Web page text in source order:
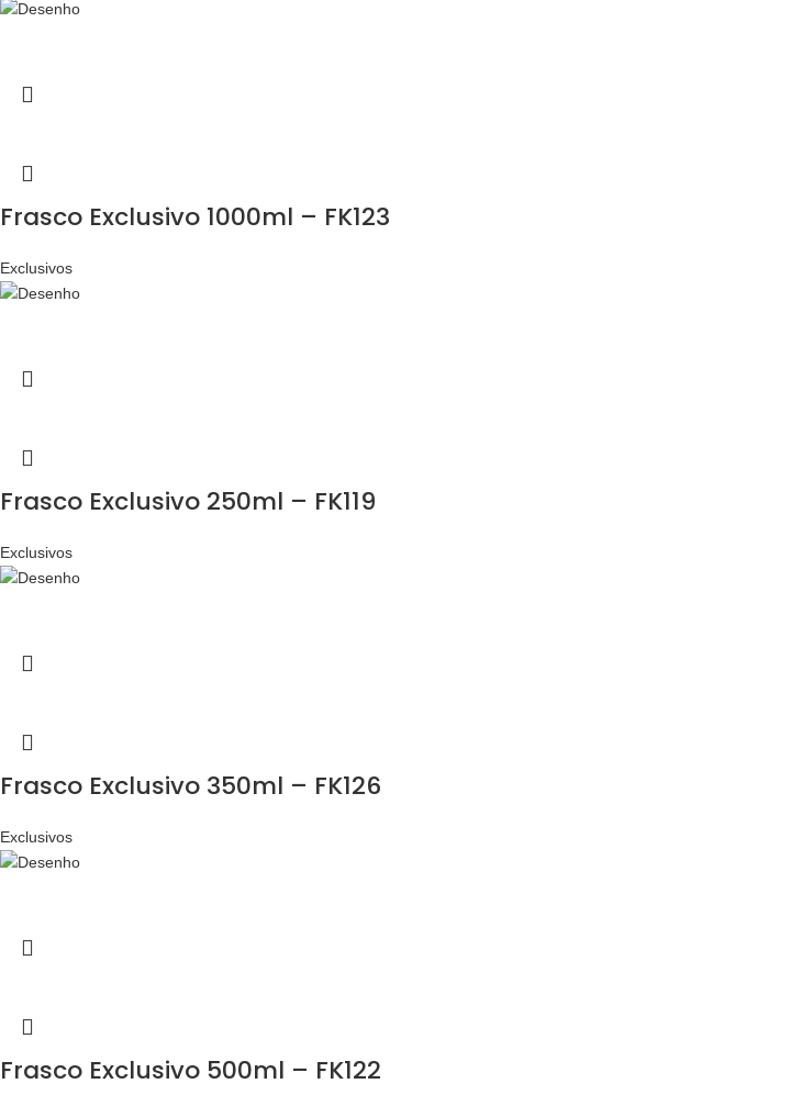
Frasco Exclusivo 1000ml – FK123
Exclusivos
Frasco Exclusivo 250ml – FK119
Exclusivos
Frasco Exclusivo 350ml – FK126
Exclusivos
Frasco Exclusivo 500ml – FK122